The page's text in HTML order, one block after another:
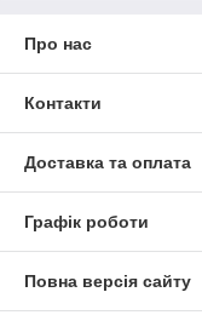
Про нас
Контакти
Доставка та оплата
Графік роботи
Повна версія сайту